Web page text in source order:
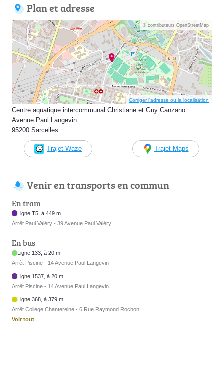
Plan et adresse
© contributeurs OpenStreetMap
Corriger l’adresse ou la localisation
Centre aquatique intercommunal Christiane et Guy Canzano
Avenue Paul Langevin
95200 Sarcelles
Trajet Waze Trajet Maps
Venir en transports en commun
En tram
Ligne T5, à 449 m
Arrêt Paul Valéry - 39 Avenue Paul Valéry
En bus
Ligne 133, à 20 m
Arrêt Piscine - 14 Avenue Paul Langevin
Ligne 1537, à 20 m
Arrêt Piscine - 14 Avenue Paul Langevin
Ligne 368, à 379 m
Arrêt Collège Chantereine - 6 Rue Raymond Rochon
Voir tout